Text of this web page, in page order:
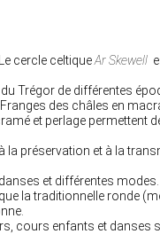
cercle celtiqueAr Skewell
Trégor de différentes
des châles en
et perlage permettent
la préservation et à la
et différentes
la traditionnelle ronde
cours enfants et danses